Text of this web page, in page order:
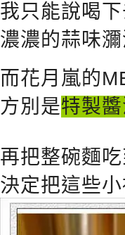
我只能說喝
濃濃的蒜味
而花月嵐的
方別是特製
再把整碗麵
決定把這些